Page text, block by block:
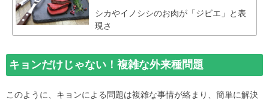
シカやイノシシのお肉が「ジビエ」と表
現さ
キョンだけじゃない！複雑な外来種問題
このように、キョンによる問題は複雑な事情が絡まり、簡単に解決